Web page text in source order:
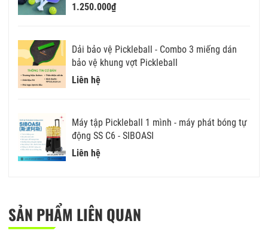
1.250.000₫
Dải bảo vệ Pickleball - Combo 3 miếng dán
bảo vệ khung vợt Pickleball
Liên hệ
Máy tập Pickleball 1 mình - máy phát bóng tự
động SS C6 - SIBOASI
Liên hệ
SẢN PHẨM LIÊN QUAN